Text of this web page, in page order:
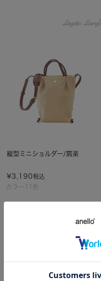
カラー11色
縦型ミニショルダー/肩楽
¥3,190税込